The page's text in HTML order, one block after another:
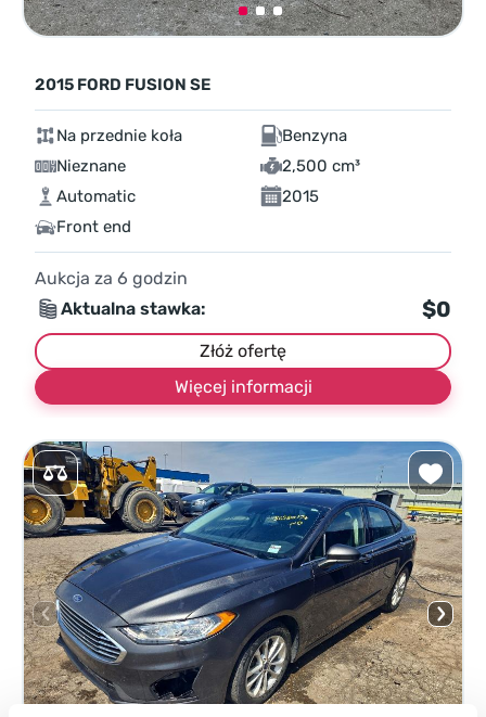
2015 FORD FUSION SE
Na przednie koła
Benzyna
Nieznane
2,500 cm³
Automatic
2015
Front end
Aukcja za 6 godzin
Aktualna stawka:
$0
Złóż ofertę
Więcej informacji